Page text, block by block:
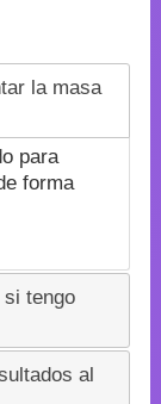
la masa
para
forma
tengo
al